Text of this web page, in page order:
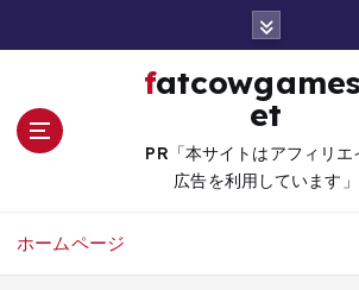
fatcowgames.n
et
PR「本サイトはアフィリエ
広告を利用しています」
ホームページ